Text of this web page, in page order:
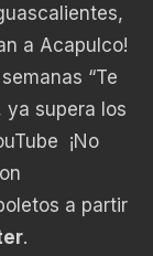
a Acapulco!
“Te
ya supera los
¡No
a partir
.